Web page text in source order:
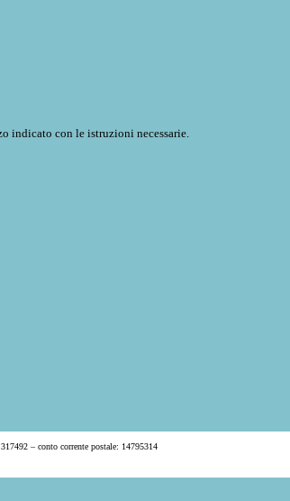
indicato con le istruzioni necessarie.
– conto corrente postale: 14795314